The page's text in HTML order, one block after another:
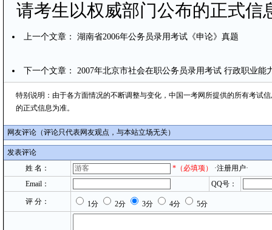
请考生以权威部门公布的正式信
上一个文章： 湖南省2006年公务员录用考试《申论》真题
下一个文章： 2007年北京市社会在职公务员录用考试 行政职业能
特别说明：由于各方面情况的不断调整与变化，中国一考网所提供的所有考试
的正式信息为准。
网友评论（评论只代表网友观点，与本站立场无关）
发表评论
姓 名：
* （必填项）
·注册用户·
Email：
QQ号：
评 分： 1分 2分 3分 4分 5分